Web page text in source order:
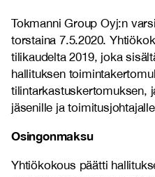
Tokmanni Group Oyj:n
torstaina 7.5.2020.
tilikaudelta 2019, joka
hallituksen
tilintarkastuskertomuksen,
jäsenille ja
Osingonmaksu
Yhtiökokous päätti